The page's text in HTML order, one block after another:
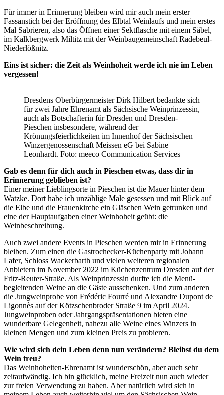
Für immer in Erinnerung bleiben wird mir auch mein erster
Fassanstich bei der Eröffnung des Elbtal Weinlaufs und mein erstes
Mal Sabrieren, also das Öffnen einer Sektflasche mit einem Säbel,
im Kalkbergwerk Miltitz mit der Weinbaugemeinschaft Radebeul-
Niederlößnitz.
Eins ist sicher: die Zeit als Weinhoheit werde ich nie im Leben
vergessen!
Dresdens Oberbürgermeister Dirk Hilbert bedankte sich
für zwei Jahre Ehrenamt als Sächsische Weinprinzessin,
auch als Botschafterin für Dresden und Dresden-
Pieschen insbesondere, während der
Krönungsfeierlichkeiten im Innenhof der Sächsischen
Winzergenossenschaft Meissen eG bei Sabine
Leonhardt. Foto: meeco Communication Services
Gab es denn für dich auch in Pieschen etwas, dass dir in
Erinnerung geblieben ist?
Einer meiner Lieblingsorte in Pieschen ist die Mauer hinter dem
Watzke. Dort habe ich unzählige Male gesessen und mit Blick auf
die Elbe und die Frauenkirche ein Gläschen Wein getrunken und
eine der Hauptaufgaben einer Weinhoheit geübt: die
Weinbeschreibung.
Auch zwei andere Events in Pieschen werden mir in Erinnerung
bleiben. Zum einen die Gastrochecker-Küchenparty mit Johann
Lafer, Schloss Wackerbarth und vielen weiteren regionalen
Anbietern im November 2022 im Küchenzentrum Dresden auf der
Fritz-Reuter-Straße. Als Weinprinzessin durfte ich die Menü-
begleitenden Weine an die Gäste ausschenken. Und zum anderen
die Jungweinprobe von Frédéric Fourré und Alexandre Dupont de
Ligonnès auf der Kötzschenbroder Straße 9 im April 2024.
Jungweinproben oder Jahrgangspräsentationen bieten eine
wunderbare Gelegenheit, nahezu alle Weine eines Winzers in
kleinen Mengen und zum kleinen Preis zu probieren.
Wie wird sich dein Leben denn nun verändern? Bleibst du dem
Wein treu?
Das Weinhoheiten-Ehrenamt ist wunderschön, aber auch sehr
zeitaufwändig. Ich bin glücklich, meine Freizeit nun auch wieder
zur freien Verwendung zu haben. Aber natürlich wird sich in